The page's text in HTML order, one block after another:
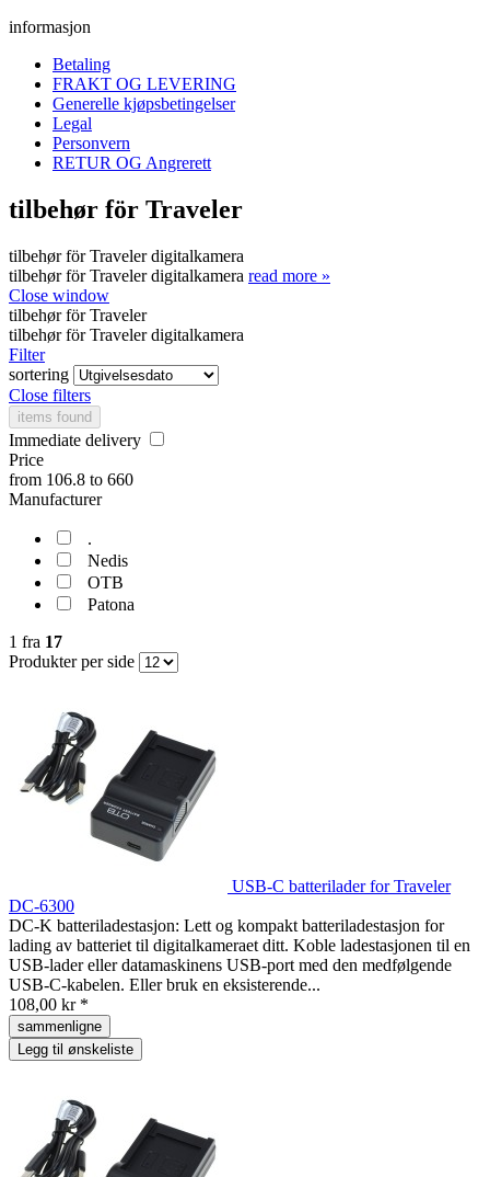
informasjon
Betaling
FRAKT OG LEVERING
Generelle kjøpsbetingelser
Legal
Personvern
RETUR OG Angrerett
tilbehør för Traveler
tilbehør för Traveler digitalkamera
tilbehør för Traveler digitalkamera read more »
Close window
tilbehør för Traveler
tilbehør för Traveler digitalkamera
Filter
sortering
Close filters
items found
Immediate delivery
Price
from 106.8 to 660
Manufacturer
.
Nedis
OTB
Patona
1 fra 17
Produkter per side
USB-C batterilader for Traveler
DC-6300
DC-K batteriladestasjon: Lett og kompakt batteriladestasjon for
lading av batteriet til digitalkameraet ditt. Koble ladestasjonen til en
USB-lader eller datamaskinens USB-port med den medfølgende
USB-C-kabelen. Eller bruk en eksisterende...
108,00 kr *
sammenligne
Legg til ønskeliste